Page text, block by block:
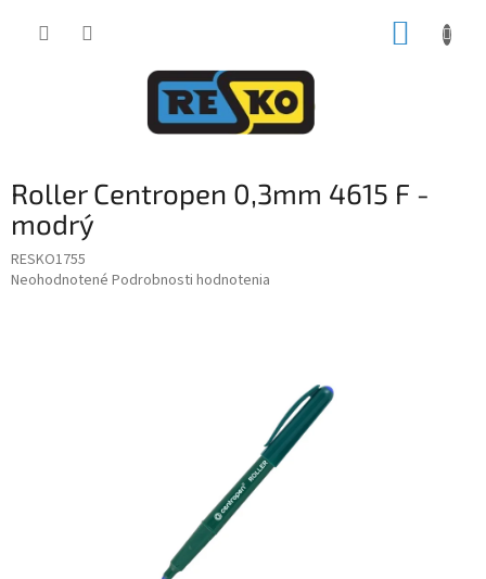
Roller Centropen 0,3mm 4615 F -
modrý
RESKO1755
Priemerné
Neohodnotené Podrobnosti hodnotenia